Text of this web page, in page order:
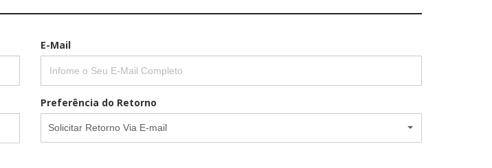
E-Mail
Preferência do Retorno
Solicitar Retorno Via E-mail